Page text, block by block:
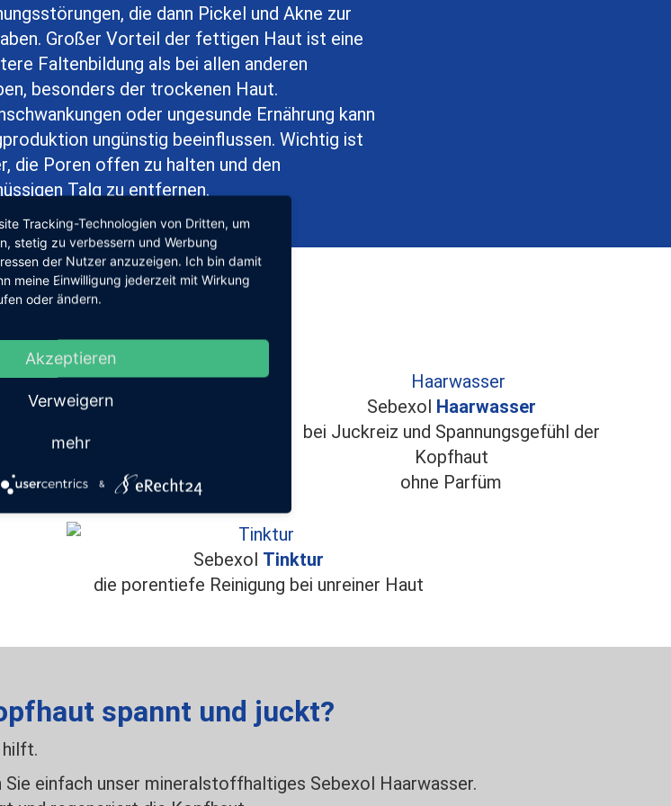
die dann Pickel und Akne zur
Großer Vorteil der fettigen Haut ist eine
Faltenbildung als bei allen anderen
besonders der trockenen Haut.
oder ungesunde Ernährung kann
ungünstig beeinflussen. Wichtig ist
die Poren offen zu halten und den
Talg zu entfernen.
SebexolN+
für die ganze Familie
Sebexol Haarwasser
bei Juckreiz und Spannungsgefühl der
Kopfhaut
ohne Parfüm
Sebexol Tinktur
die porentiefe Reinigung bei unreiner Haut
spannt und juckt?
Sie einfach unser mineralstoffhaltiges Sebexol Haarwasser.
Tracking-Technologien von Dritten, um
stetig zu verbessern und Werbung
der Nutzer anzuzeigen. Ich bin damit
meine Einwilligung jederzeit mit Wirkung
oder ändern.
Akzeptieren
Verweigern
mehr
&